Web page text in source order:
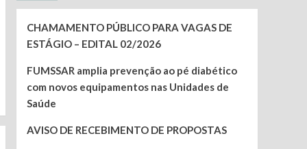
CHAMAMENTO PÚBLICO PARA VAGAS DE
ESTÁGIO – EDITAL 02/2026
FUMSSAR amplia prevenção ao pé diabético
com novos equipamentos nas Unidades de
Saúde
AVISO DE RECEBIMENTO DE PROPOSTAS